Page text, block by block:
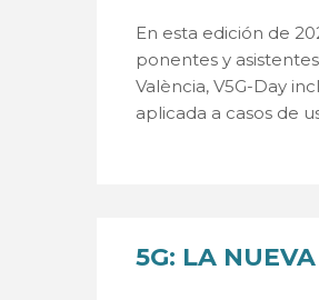
En esta edición de
ponentes y
València, V5G-Day
aplicada a casos de
5G: LA